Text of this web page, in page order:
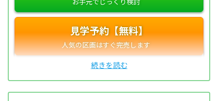
見学予約【無料】